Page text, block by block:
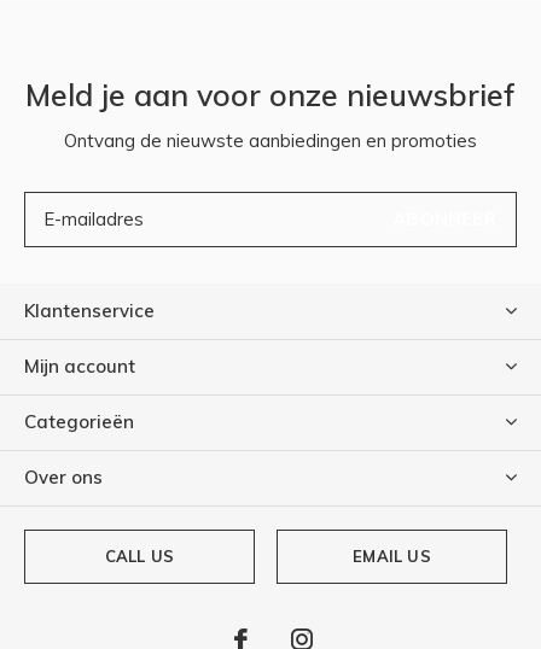
Meld je aan voor onze nieuwsbrief
Ontvang de nieuwste aanbiedingen en promoties
Klantenservice
Mijn account
Categorieën
Over ons
CALL US EMAIL US